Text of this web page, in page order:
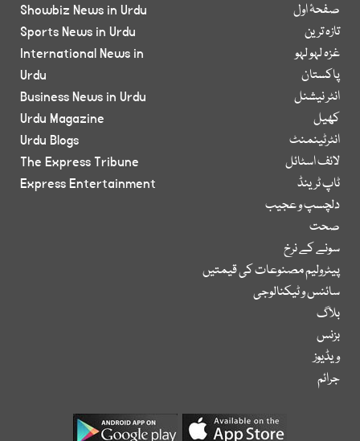
صفحۂ اول
تازہ ترین
غزہ لہو لہو
پاکستان
انٹر نیشنل
کھیل
انٹرٹینمنٹ
لائف اسٹائل
ٹاپ ٹرینڈ
دلچسپ و عجیب
صحت
سونے کے نرخ
پیٹرولیم مصنوعات کی قیمتیں
سائنس و ٹیکنالوجی
بلاگ
بزنس
ویڈیوز
جرائم
Showbiz News in Urdu
Sports News in Urdu
International News in
Urdu
Business News in Urdu
Urdu Magazine
Urdu Blogs
The Express Tribune
Express Entertainment